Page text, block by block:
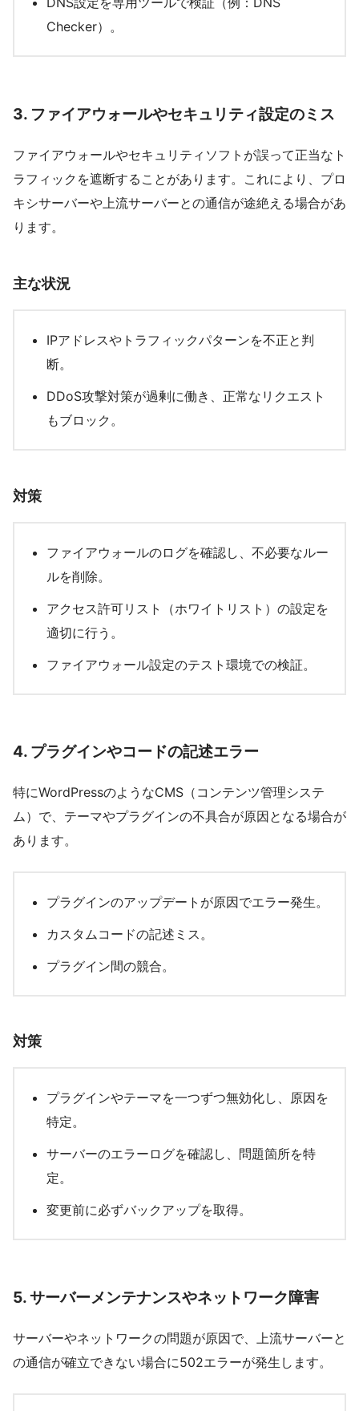
Checker）。
3. ファイアウォールやセキュリティ設定のミス
ファイアウォールやセキュリティソフトが誤って正当なト
ラフィックを遮断することがあります。これにより、プロ
キシサーバーや上流サーバーとの通信が途絶える場合があ
ります。
主な状況
IPアドレスやトラフィックパターンを不正と判
断。
DDoS攻撃対策が過剰に働き、正常なリクエスト
もブロック。
対策
ファイアウォールのログを確認し、不必要なルー
ルを削除。
アクセス許可リスト（ホワイトリスト）の設定を
適切に行う。
ファイアウォール設定のテスト環境での検証。
4. プラグインやコードの記述エラー
特にWordPressのようなCMS（コンテンツ管理システ
ム）で、テーマやプラグインの不具合が原因となる場合が
あります。
プラグインのアップデートが原因でエラー発生。
カスタムコードの記述ミス。
プラグイン間の競合。
対策
プラグインやテーマを一つずつ無効化し、原因を
特定。
サーバーのエラーログを確認し、問題箇所を特
定。
変更前に必ずバックアップを取得。
5.サーバーメンテナンスやネットワーク障害
サーバーやネットワークの問題が原因で、上流サーバーと
の通信が確立できない場合に502エラーが発生します。